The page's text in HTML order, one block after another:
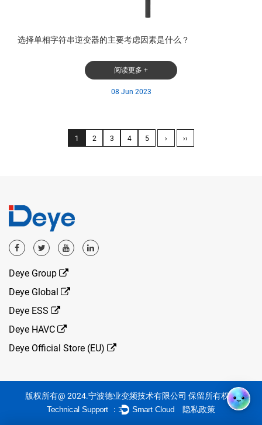
选择单相字符串逆变器的主要考虑因素是什么？
阅读更多 +
08 Jun 2023
1 2 3 4 5 › ››
Deye Group
Deye Global
Deye ESS
Deye HAVC
Deye Official Store (EU)
版权所有@ 2024.宁波德业变频技术有限公司 保留所有权利
Technical Support ： Smart Cloud 隐私政策